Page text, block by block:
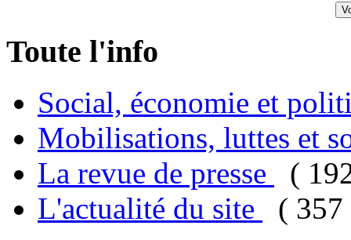
Toute l'info
Social, économie et
Mobilisations, luttes et
La revue de presse
(
L'actualité du site
( 357